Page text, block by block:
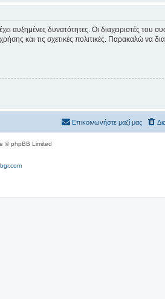
αυξημένες δυνατότητες. Οι διαχειριστές του
και τις σχετικές πολιτικές. Παρακαλώ να
Επικοινωνήστε μαζί μας
© phpBB Limited